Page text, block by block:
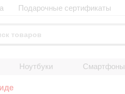
Подарочные сертификаты
Ноутбуки Смартфоны